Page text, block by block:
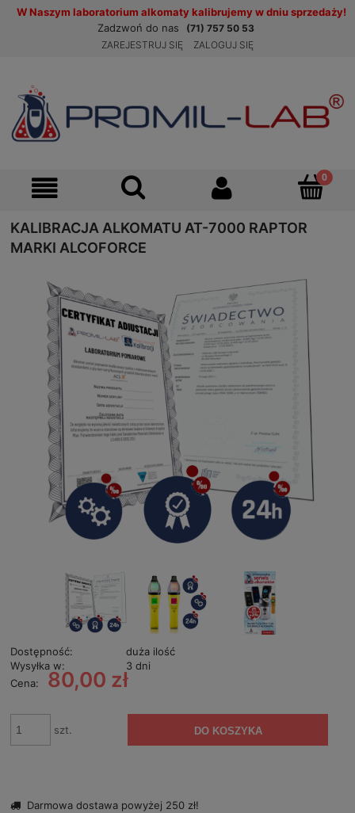
W Naszym laboratorium alkomaty kalibrujemy w dniu sprzedaży!
Zadzwoń do nas
(71) 757 50 53
ZAREJESTRUJ SIĘ
ZALOGUJ SIĘ
KALIBRACJA ALKOMATU AT-7000 RAPTOR
MARKI ALCOFORCE
Dostępność:
duża ilość
Wysyłka w:
3 dni
Cena:
80,00 zł
szt. DO KOSZYKA
Darmowa dostawa powyżej 250 zł!